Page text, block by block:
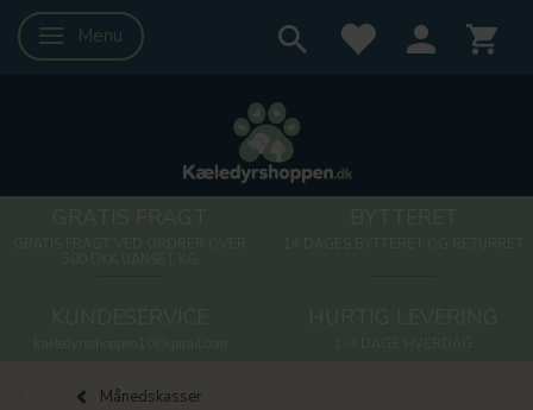
Skifte navigation
Menu
Månedskasser